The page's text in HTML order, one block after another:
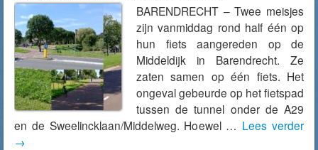
BARENDRECHT – Twee meisjes
zijn vanmiddag rond half één op
hun fiets aangereden op de
Middeldijk in Barendrecht. Ze
zaten samen op één fiets. Het
ongeval gebeurde op het fietspad
tussen de tunnel onder de A29
en de Sweelincklaan/Middelweg. Hoewel … Lees verder
→